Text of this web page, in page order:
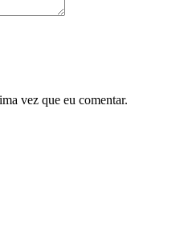
vez que eu comentar.